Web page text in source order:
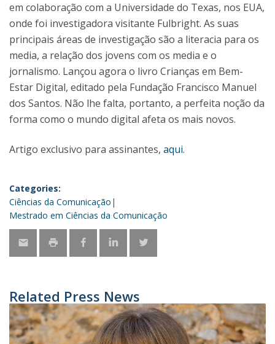
em colaboração com a Universidade do Texas, nos EUA,
onde foi investigadora visitante Fulbright. As suas
principais áreas de investigação são a literacia para os
media, a relação dos jovens com os media e o
jornalismo. Lançou agora o livro Crianças em Bem-
Estar Digital, editado pela Fundação Francisco Manuel
dos Santos. Não lhe falta, portanto, a perfeita noção da
forma como o mundo digital afeta os mais novos.
Artigo exclusivo para assinantes, aqui.
Categories:
Ciências da Comunicação
Mestrado em Ciências da Comunicação
Related Press News